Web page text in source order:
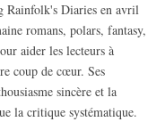
Rainfolk's Diaries en avril
romans, polars, fantasy,
aider les lecteurs à
coup de cœur. Ses
sincère et la
la critique systématique.